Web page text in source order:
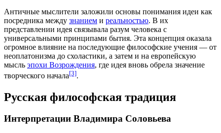
Античные мыслители заложили основы понимания идеи как
посредника между знанием и реальностью. В их
представлении идея связывала разум человека с
универсальными принципами бытия. Эта концепция оказала
огромное влияние на последующие философские учения — от
неоплатонизма до схоластики, а затем и на европейскую
мысль эпохи Возрождения, где идея вновь обрела значение
творческого начала[3].
Русская философская традиция
Интерпретации Владимира Соловьева